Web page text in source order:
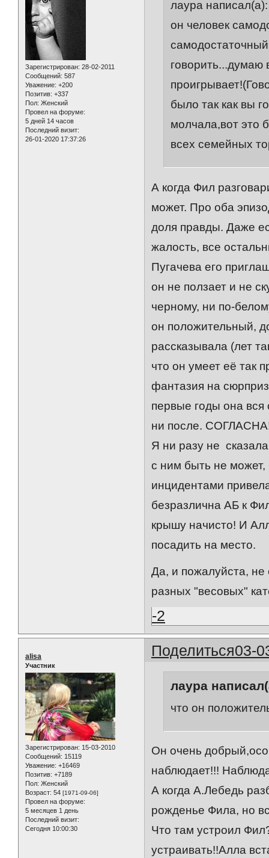
Зарегистрирован: 28-02-2011
Сообщений: 587
Уважение: +200
Позитив: +337
Пол: Женский
Провел на форуме:
5 дней 14 часов
Последний визит:
26-01-2020 17:37:26
лаура написал(а):
он человек
говорить...думаю
было так как вы
молчала,вот это
всех семейных
А когда Фил
может. Про оба
доля правды. Даже
жалость, все
Пугачева его
он не ползает и не
черному, ни по-
он положительный,
рассказывала (лет
что он умеет её так
фантазия на
первые годы она вся
ни после.
Я ни разу не
с ним быть не
инцидентами
безразлична АБ к
крышу начисто! И
посадить на место.
Да, и пожалуйста,
разных "весовых"
-2
Поделиться03-
alisa
Участник
Зарегистрирован: 15-03-2010
Сообщений: 15119
Уважение: +16469
Позитив: +7189
Пол: Женский
Возраст: 54 [1971-09-06]
Провел на форуме:
5 месяцев 1 день
Последний визит:
Сегодня 10:00:30
лаура
что он
Он очень
наблюдает!!!
А когда А.Лебедь
рожденье Фила, но
Что там устроил
устраивать!!Алла